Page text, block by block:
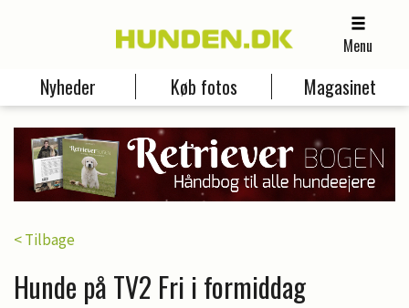
Menu
Nyheder Køb fotos Magasinet
< Tilbage
Hunde på TV2 Fri i formiddag